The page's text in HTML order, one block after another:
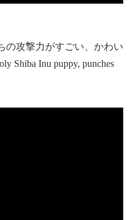
の攻撃力がすごい、かわい
Shiba Inu puppy, punches